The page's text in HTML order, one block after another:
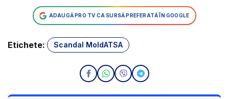
ADAUGĂ PRO TV CA SURSĂ PREFERATĂ ÎN GOOGLE
Etichete: Scandal MoldATSA